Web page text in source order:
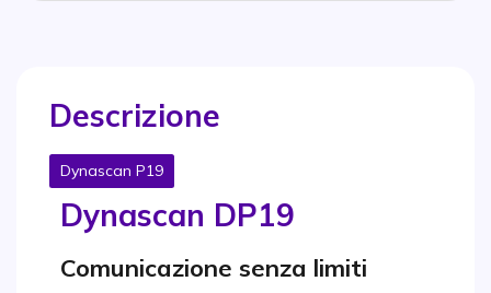
Descrizione
Dynascan P19
Dynascan DP19
Comunicazione senza limiti